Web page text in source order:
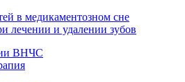
в медикаментозном сне
лечении и удалении зубов
ВНЧС